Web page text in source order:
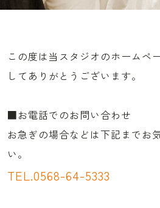
この度は当スタジオのホームペ
してありがとうございます。
■お電話でのお問い合わせ
お急ぎの場合などは下記までお
い。
TEL.0568-64-5333